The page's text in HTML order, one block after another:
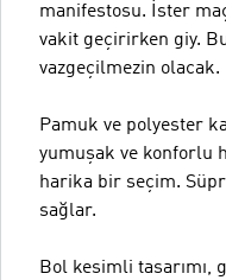
manifestosu. İster
vakit geçirirken giy.
vazgeçilmezin olacak.
Pamuk ve polyester
yumuşak ve konforlu
harika bir seçim.
sağlar.
Bol kesimli tasarımı,